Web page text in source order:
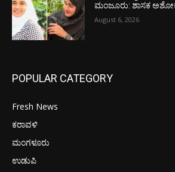
ಮಂಜೂರು: ಶಾಸಕ
August 6, 2026
POPULAR CATEGORY
Fresh News
ಕರಾವಳಿ
ಮಂಗಳೂರು
ಉಡುಪಿ